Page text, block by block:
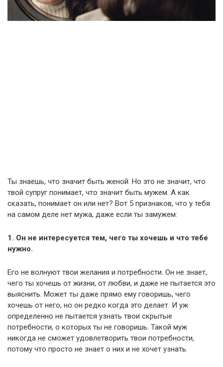
Ты знаешь, что значит быть женой. Но это не значит, что
твой супруг понимает, что значит быть мужем. А как
сказать, понимает он или нет? Вот 5 признаков, что у тебя
на самом деле нет мужа, даже если ты замужем:
1. Он не интересуется тем, чего ты хочешь и что тебе
нужно.
Его не волнуют твои желания и потребности. Он не знает,
чего ты хочешь от жизни, от любви, и даже не пытается это
выяснить. Может ты даже прямо ему говоришь, чего
хочешь от него, но он редко когда это делает. И уж
определенно не пытается узнать твои скрытые
потребности, о которых ты не говоришь. Такой муж
никогда не сможет удовлетворить твои потребности,
потому что просто не знает о них и не хочет узнать.